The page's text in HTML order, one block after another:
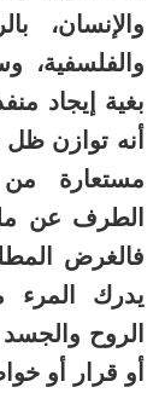
والإنسان،
والفلسفية،
بغية إيجاد
أنه توازن ظل
مستعارة من
الطرف عن
فالغرض
يدرك المرء
الروح
أو قرار أو